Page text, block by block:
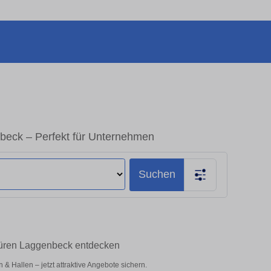
– Perfekt für Unternehmen
Suchen
Laggenbeck entdecken
Hallen – jetzt attraktive Angebote sichern.